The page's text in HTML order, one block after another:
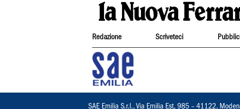
Redazione Scriveteci
SAE Emilia S.r.l., Via Emilia Est, 985 – 41122,